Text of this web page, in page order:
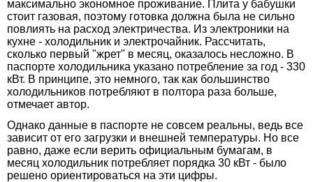
максимально экономное проживание. Плита у бабушки
стоит газовая, поэтому готовка должна была не сильно
повлиять на расход электричества. Из электроники на
кухне - холодильник и электрочайник. Рассчитать,
сколько первый "жрет" в месяц, оказалось несложно. В
паспорте холодильника указано потребление за год - 330
кВт. В принципе, это немного, так как большинство
холодильников потребляют в полтора раза больше,
отмечает автор.
Однако данные в паспорте не совсем реальны, ведь все
зависит от его загрузки и внешней температуры. Но все
равно, даже если верить официальным бумагам, в
месяц холодильник потребляет порядка 30 кВт - было
решено ориентироваться на эти цифры.